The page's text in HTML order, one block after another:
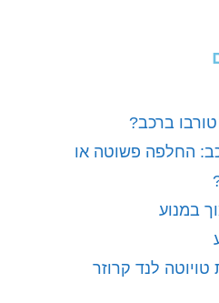
ברכב?
החלפה פשוטה או
במנוע
לנד קרוזר